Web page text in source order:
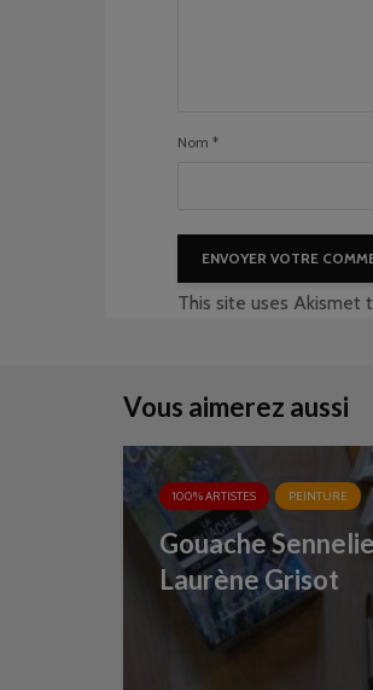
Nom *
This site uses Akismet
Vous aimerez aussi
100% ARTISTES PEINTURE
Gouache
Laurène Grisot